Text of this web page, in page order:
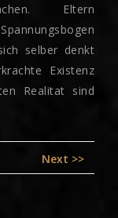
Eltern
selber denkt
Existenz
Realitat sind
Next >>